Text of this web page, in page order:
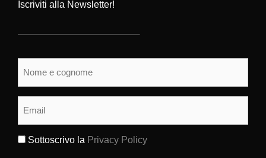
Iscriviti alla Newsletter!
Sottoscrivo la Privacy Policy